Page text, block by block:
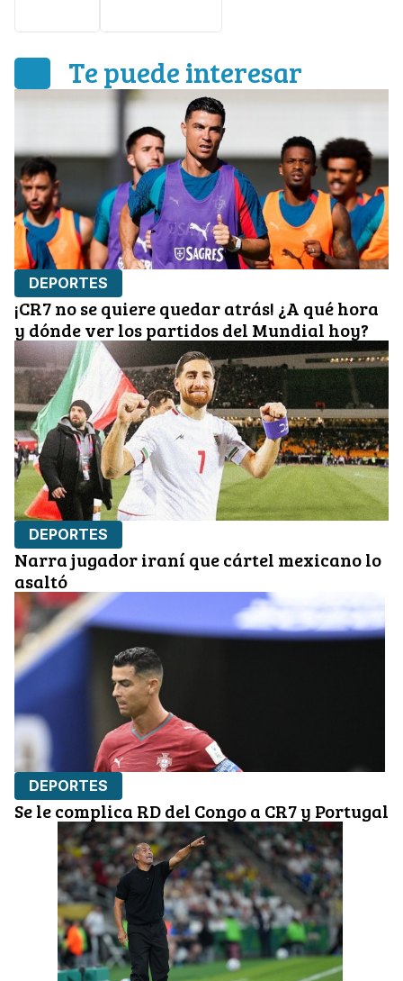
Te puede interesar
DEPORTES
¡CR7 no se quiere quedar atrás! ¿A qué hora
y dónde ver los partidos del Mundial hoy?
DEPORTES
Narra jugador iraní que cártel mexicano lo
asaltó
DEPORTES
Se le complica RD del Congo a CR7 y Portugal